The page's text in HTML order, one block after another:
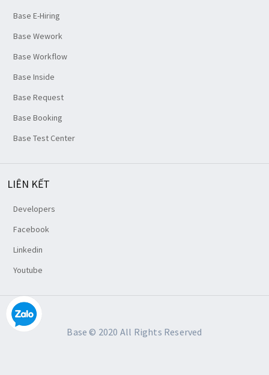
Base E-Hiring
Base Wework
Base Workflow
Base Inside
Base Request
Base Booking
Base Test Center
LIÊN KẾT
Developers
Facebook
Linkedin
Youtube
Base © 2020 All Rights Reserved